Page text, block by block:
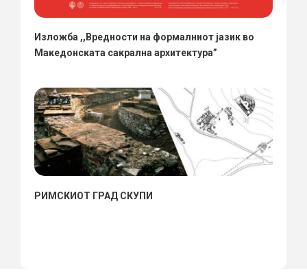
Изложба ,,Вредности на формалниот јазик во
Македонската сакрална архитектура”
РИМСКИОТ ГРАД СКУПИ